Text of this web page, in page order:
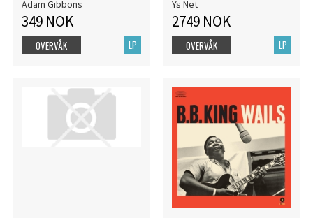
Adam Gibbons
349 NOK
LP
OVERVÅK
Ys Net
2749 NOK
LP
OVERVÅK